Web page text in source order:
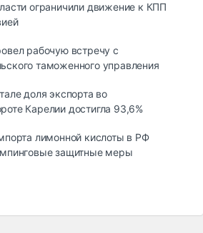
ограничили движение к КПП
рабочую встречу с
таможенного управления
доля экспорта во
Карелии достигла 93,6%
лимонной кислоты в РФ
защитные меры